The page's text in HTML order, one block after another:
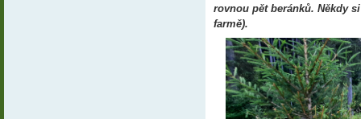
rovnou pět beránků. Někdy
farmě).